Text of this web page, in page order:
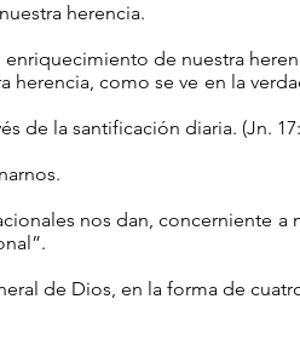
herencia.
de nuestra
como se ve en la
la santificación diaria. (Jn.
nos dan,
de Dios, en la forma de